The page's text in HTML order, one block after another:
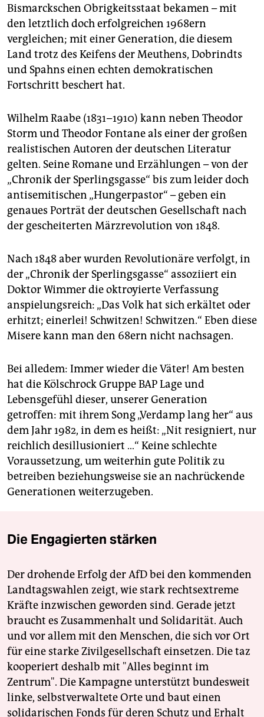
Bismarckschen Obrigkeitsstaat bekamen – mit
den letztlich doch erfolgreichen 1968ern
vergleichen; mit einer Generation, die diesem
Land trotz des Keifens der Meuthens, Dobrindts
und Spahns einen echten demokratischen
Fortschritt beschert hat.
Wilhelm Raabe (1831–1910) kann neben Theodor
Storm und Theodor Fontane als einer der großen
realistischen Autoren der deutschen Literatur
gelten. Seine Romane und Erzählungen – von der
„Chronik der Sperlingsgasse“ bis zum leider doch
antisemitischen „Hungerpastor“ – geben ein
genaues Porträt der deutschen Gesellschaft nach
der gescheiterten Märzrevolution von 1848.
Nach 1848 aber wurden Revolutionäre verfolgt, in
der „Chronik der Sperlingsgasse“ assoziiert ein
Doktor Wimmer die oktroyierte Verfassung
anspielungsreich: „Das Volk hat sich erkältet oder
erhitzt; einerlei! Schwitzen! Schwitzen.“ Eben diese
Misere kann man den 68ern nicht nachsagen.
Bei alledem: Immer wieder die Väter! Am besten
hat die Kölschrock Gruppe BAP Lage und
Lebensgefühl dieser, unserer Generation
getroffen: mit ihrem Song „Verdamp lang her“ aus
dem Jahr 1982, in dem es heißt: „Nit resigniert, nur
reichlich desillusioniert …“ Keine schlechte
Voraussetzung, um weiterhin gute Politik zu
betreiben beziehungsweise sie an nachrückende
Generationen weiterzugeben.
Die Engagierten stärken
Der drohende Erfolg der AfD bei den kommenden
Landtagswahlen zeigt, wie stark rechtsextreme
Kräfte inzwischen geworden sind. Gerade jetzt
braucht es Zusammenhalt und Solidarität. Auch
und vor allem mit den Menschen, die sich vor Ort
für eine starke Zivilgesellschaft einsetzen. Die taz
kooperiert deshalb mit "Alles beginnt im
Zentrum". Die Kampagne unterstützt bundesweit
linke, selbstverwaltete Orte und baut einen
solidarischen Fonds für deren Schutz und Erhalt